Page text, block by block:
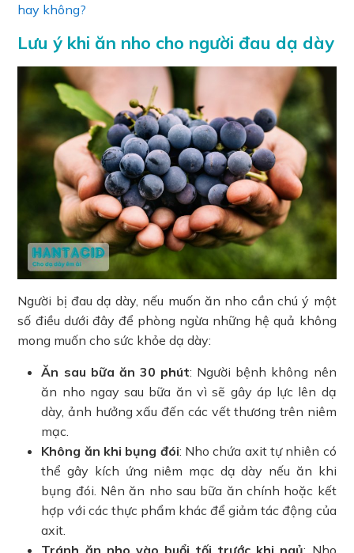
hay không?
Lưu ý khi ăn nho cho người đau dạ dày
Người bị đau dạ dày, nếu muốn ăn nho cần chú ý một
số điều dưới đây để phòng ngừa những hệ quả không
mong muốn cho sức khỏe dạ dày:
Ăn sau bữa ăn 30 phút: Người bệnh không nên
ăn nho ngay sau bữa ăn vì sẽ gây áp lực lên dạ
dày, ảnh hưởng xấu đến các vết thương trên niêm
mạc.
Không ăn khi bụng đói: Nho chứa axit tự nhiên có
thể gây kích ứng niêm mạc dạ dày nếu ăn khi
bụng đói. Nên ăn nho sau bữa ăn chính hoặc kết
hợp với các thực phẩm khác để giảm tác động của
axit.
Tránh ăn nho vào buổi tối trước khi ngủ: Nho